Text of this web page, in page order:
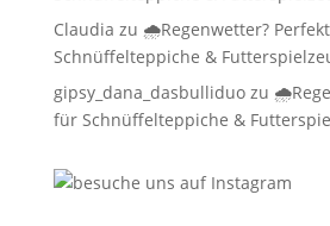
Claudia zu 🌧️Regenwetter?
Schnüffelteppiche &
gipsy_dana_dasbulliduozu
für Schnüffelteppiche &